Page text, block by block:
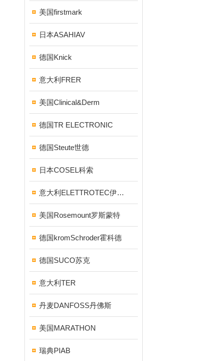
美国firstmark
日本ASAHIAV
德国Knick
意大利FRER
美国Clinical&Derm
德国TR ELECTRONIC
德国Steute世德
日本COSEL科索
意大利ELETTROTEC伊莱科
美国Rosemount罗斯蒙特
德国kromSchroder霍科德
德国SUCO苏克
意大利TER
丹麦DANFOSS丹佛斯
美国MARATHON
瑞典PIAB